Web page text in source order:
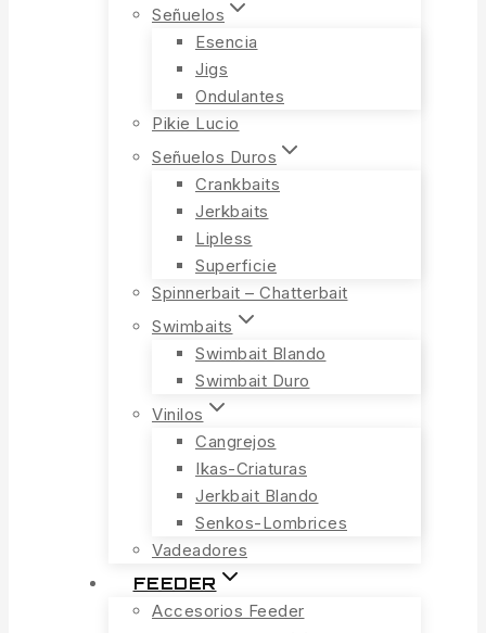
Señuelos
Esencia
Jigs
Ondulantes
Pikie Lucio
Señuelos Duros
Crankbaits
Jerkbaits
Lipless
Superficie
Spinnerbait – Chatterbait
Swimbaits
Swimbait Blando
Swimbait Duro
Vinilos
Cangrejos
Ikas-Criaturas
Jerkbait Blando
Senkos-Lombrices
Vadeadores
FEEDER
Accesorios Feeder